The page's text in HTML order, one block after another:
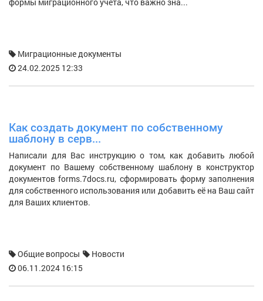
Миграционные документы
24.02.2025 12:33
Как создать документ по собственному
шаблону в серв...
Написали для Вас инструкцию о том, как добавить любой
документ по Вашему собственному шаблону в конструктор
документов forms.7docs.ru, сформировать форму заполнения
для собственного использования или добавить её на Ваш сайт
для Ваших клиентов.
Общие вопросы
Новости
06.11.2024 16:15